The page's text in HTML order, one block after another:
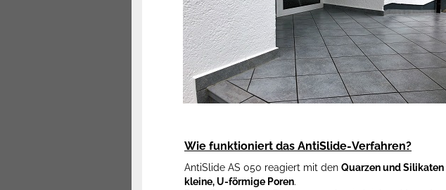
Wie funktioniert das AntiSlide-Verfahren?
AntiSlide AS 050 reagiert mit den Quarzen und Silikaten
kleine, U-förmige Poren.